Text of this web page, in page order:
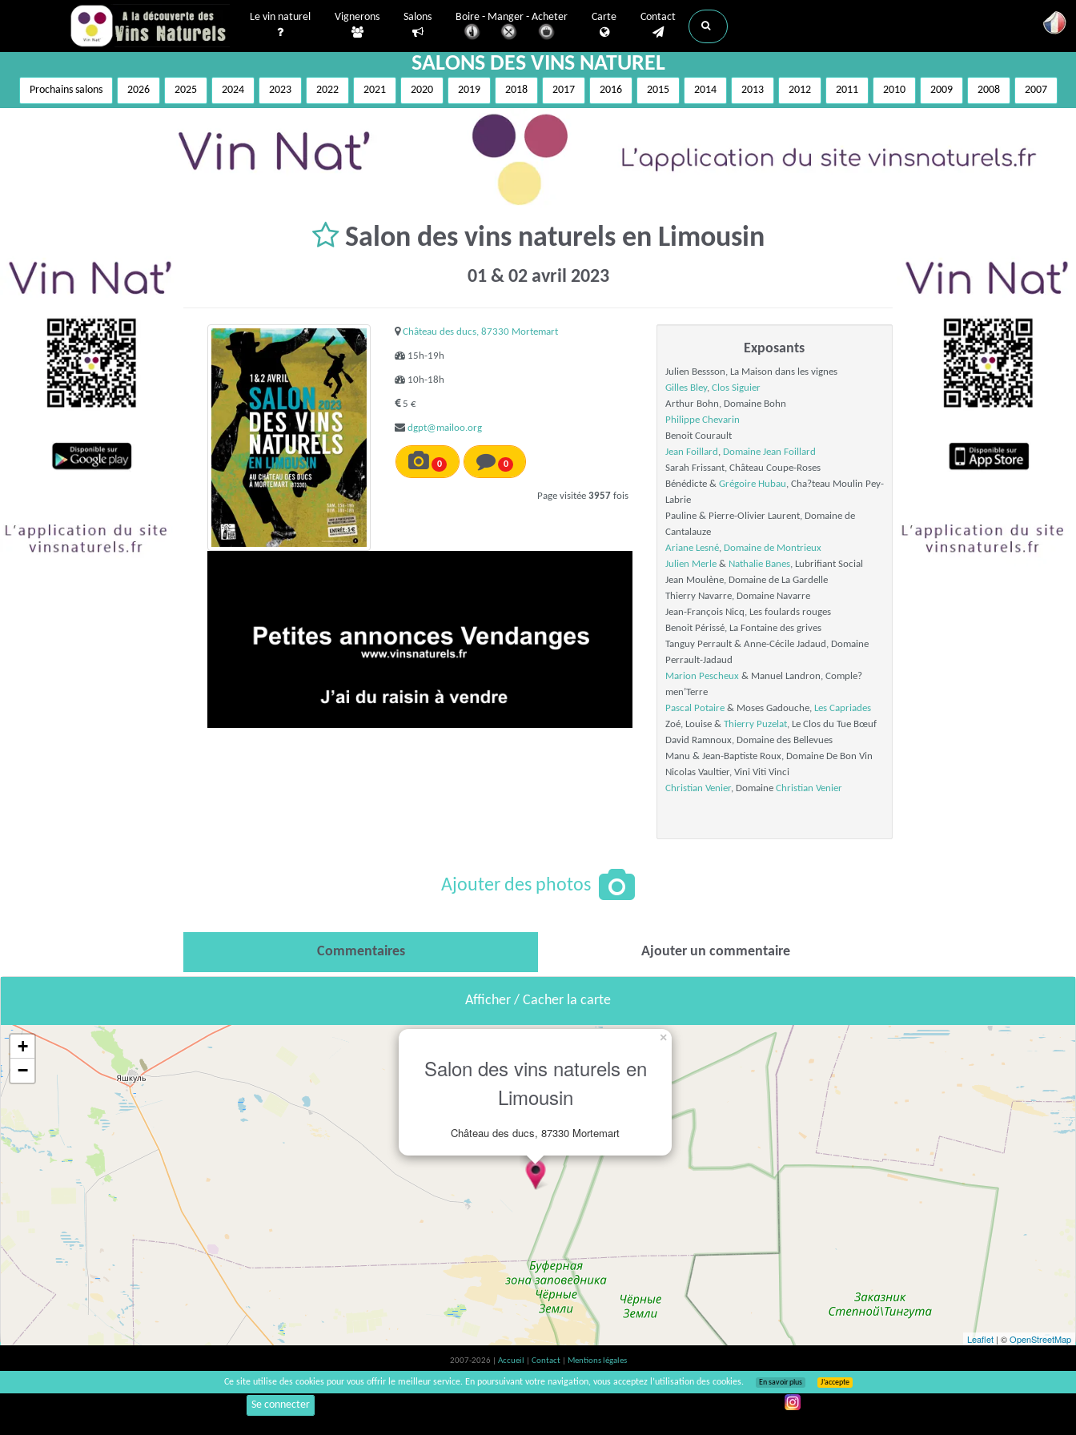
Le vin naturel Vignerons Salons Boire - Manger - Acheter Carte Contact
SALONS DES VINS NATUREL
Prochains salons 2026 2025 2024 2023 2022 2021 2020 2019 2018 2017 2016 2015 2014 2013 2012 2011 2010 2009 2008 2007
Salon des vins naturels en Limousin
01 & 02 avril 2023
Château des ducs, 87330 Mortemart
15h-19h
10h-18h
5 €
dgpt@mailoo.org
0 0
Page visitée 3957fois
Exposants
Julien Bessson, La Maison dans les vignes
Gilles Bley, Clos Siguier
Arthur Bohn, Domaine Bohn
Philippe Chevarin
Benoit Courault
Jean Foillard , Domaine Jean Foillard
Sarah Frissant, Château Coupe-Roses
Bénédicte & Grégoire Hubau, Cha?teau Moulin Pey-
Labrie
Pauline & Pierre-Olivier Laurent, Domaine de
Cantalauze
Ariane Lesné, Domaine de Montrieux
Julien Merle& Nathalie Banes, Lubrifiant Social
Jean Moulène, Domaine de La Gardelle
Thierry Navarre, Domaine Navarre
Jean-François Nicq, Les foulards rouges
Benoit Périssé, La Fontaine des grives
Tanguy Perrault & Anne-Cécile Jadaud, Domaine
Perrault-Jadaud
Marion Pescheux& Manuel Landron, Comple?
men’Terre
Pascal Potaire& Moses Gadouche, Les Capriades
Zoé, Louise & Thierry Puzelat, Le Clos du Tue Bœuf
David Ramnoux, Domaine des Bellevues
Manu & Jean-Baptiste Roux, Domaine De Bon Vin
Nicolas Vaultier, Vini Viti Vinci
Christian Venier, Domaine Christian Venier
Ajouter des photos
Commentaires Ajouter un commentaire
Afficher / Cacher la carte
Salon des vins naturels en
Limousin
Château des ducs, 87330 Mortemart
×
+
−
Leaflet | ©OpenStreetMap
2007-2026 | Accueil Contact
Mentions légales
L'abus d'alcool est dangereux pour la santé, à consommer avec modération. | vinsnaturels | v3.12
Se connecter
Ce site utilise des cookies pour vous offrir le meilleur service. En poursuivant votre navigation, vous acceptez l’utilisation des cookies. En savoir plus J’accepte